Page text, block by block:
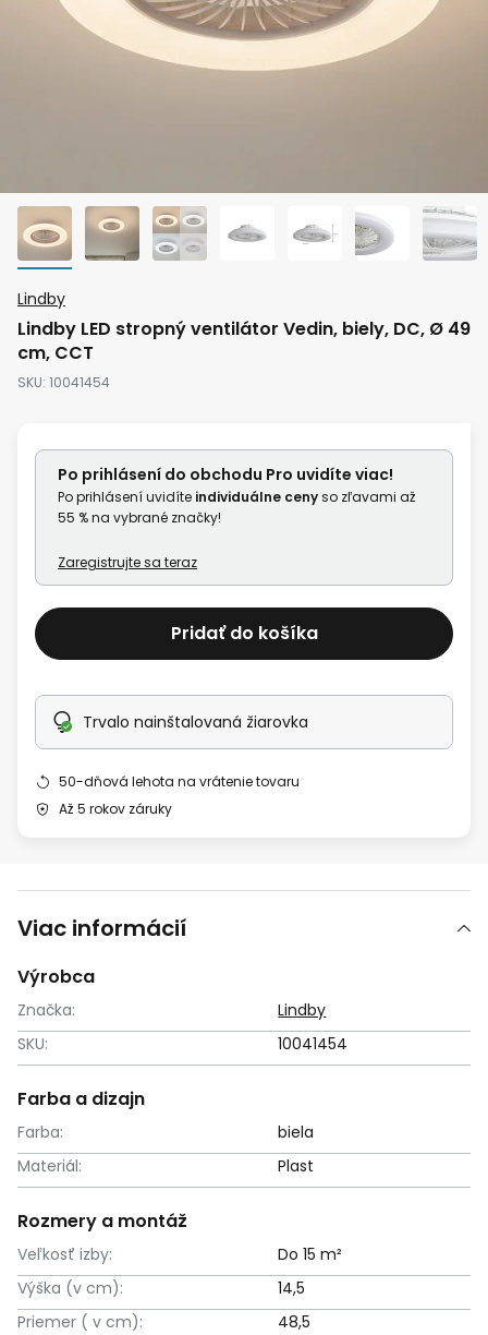
Preskočiť
na
začiatok
galérie
obrázkov
Lindby
Lindby LED stropný ventilátor Vedin, biely, DC, Ø 49
cm, CCT
SKU 10041454
Po prihlásení do obchodu Pro uvidíte viac!
Po prihlásení uvidíte individuálne cenyso zľavami až
55 % na vybrané značky!
Zaregistrujte sa teraz
Pridať do košíka
Trvalo nainštalovaná žiarovka
50-dňová lehota na vrátenie tovaru
Až 5 rokov záruky
Viac informácií
Výrobca
Značka:
Lindby
SKU:
10041454
Farba a dizajn
Farba:
biela
Materiál:
Plast
Rozmery a montáž
Veľkosť izby:
Do 15 m²
Výška (v cm):
14,5
Priemer ( v cm):
48,5